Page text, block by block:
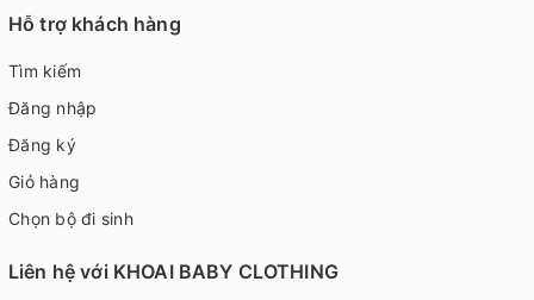
Hỗ trợ khách hàng
Tìm kiếm
Đăng nhập
Đăng ký
Giỏ hàng
Chọn bộ đi sinh
Liên hệ với KHOAI BABY CLOTHING